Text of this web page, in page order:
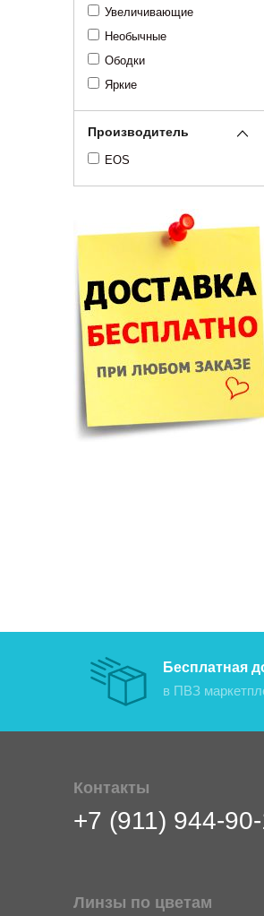
Увеличивающие
Необычные
Ободки
Яркие
Производитель
EOS
Бесплатная
в ПВЗ
Контакты
+7 (911) 944-
Линзы по цветам